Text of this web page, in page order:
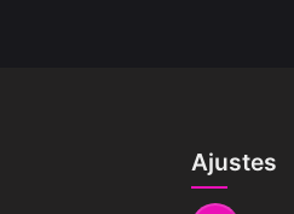
Ajustes